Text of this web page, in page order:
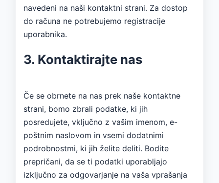
navedeni na naši kontaktni strani. Za dostop
do računa ne potrebujemo registracije
uporabnika.
3. Kontaktirajte nas
Če se obrnete na nas prek naše kontaktne
strani, bomo zbrali podatke, ki jih
posredujete, vključno z vašim imenom, e-
poštnim naslovom in vsemi dodatnimi
podrobnostmi, ki jih želite deliti. Bodite
prepričani, da se ti podatki uporabljajo
izključno za odgovarjanje na vaša vprašanja